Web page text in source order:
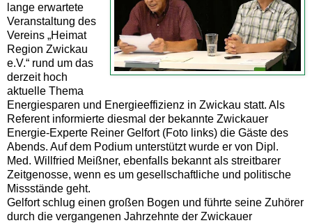
lange erwartete
Veranstaltung des
Vereins „Heimat
Region Zwickau
e.V.“ rund um das
derzeit hoch
aktuelle Thema
Energiesparen und Energieeffizienz in Zwickau statt. Als
Referent informierte diesmal der bekannte Zwickauer
Energie-Experte Reiner Gelfort (Foto links) die Gäste des
Abends. Auf dem Podium unterstützt wurde er von Dipl.
Med. Willfried Meißner, ebenfalls bekannt als streitbarer
Zeitgenosse, wenn es um gesellschaftliche und politische
Missstände geht.
Gelfort schlug einen großen Bogen und führte seine Zuhörer
durch die vergangenen Jahrzehnte der Zwickauer